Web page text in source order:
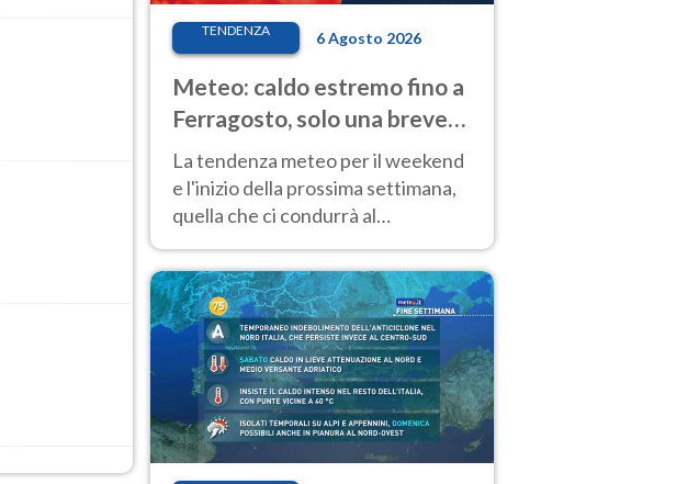
TENDENZA 6 Agosto 2026
Meteo: caldo estremo fino a
Ferragosto, solo una breve
pausa. Ecco dove
La tendenza meteo per il weekend
e l'inizio della prossima settimana,
quella che ci condurrà al
temperature molto elevate